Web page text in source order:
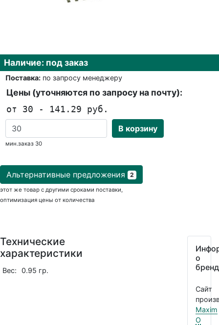
Наличие: под заказ
Поставка:по запросу менеджеру
Цены (уточняются по запросу на почту):
от 30 - 141.29 руб.
В корзину
мин.заказ 30
Альтернативные предложения 2
этот же товар с другими сроками поставки,
оптимизация цены от количества
Технические
характеристики
Вес: 0.95 гр.
о
Сайт
Maxim
О